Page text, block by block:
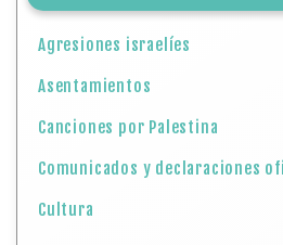
Agresiones israelíes
Asentamientos
Canciones por Palestina
Comunicados y declaraciones
Cultura